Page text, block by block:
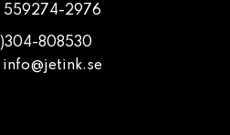
559274-2976
808530
info@jetink.se